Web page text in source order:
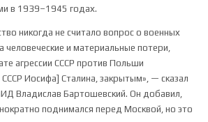
в 1939–1945 годах.
никогда не считало вопрос о военных
человеческие и материальные потери,
агрессии СССР против Польши
СССР Иосифа] Сталина, закрытым», — сказал
Владислав Бартошевский. Он добавил,
поднимался перед Москвой, но это